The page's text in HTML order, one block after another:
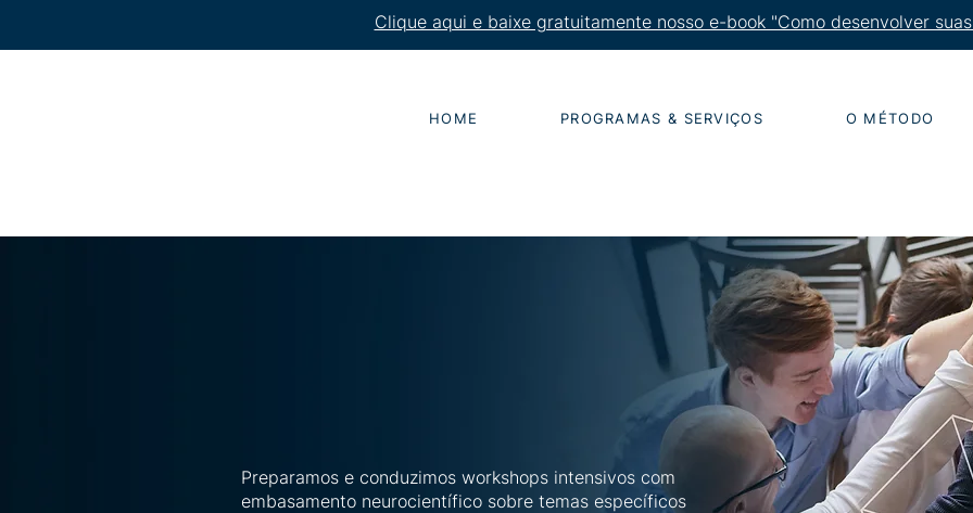
Clique aqui e baixe gratuitamente nosso e-book "Como desenvolver
HOME PROGRAMAS & SERVIÇOS O MÉTODO
Preparamos e conduzimos workshops intensivos com
embasamento neurocientífico sobre temas específicos